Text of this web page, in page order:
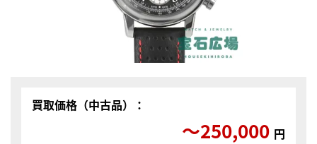
買取価格（中古品）：
〜250,000 円